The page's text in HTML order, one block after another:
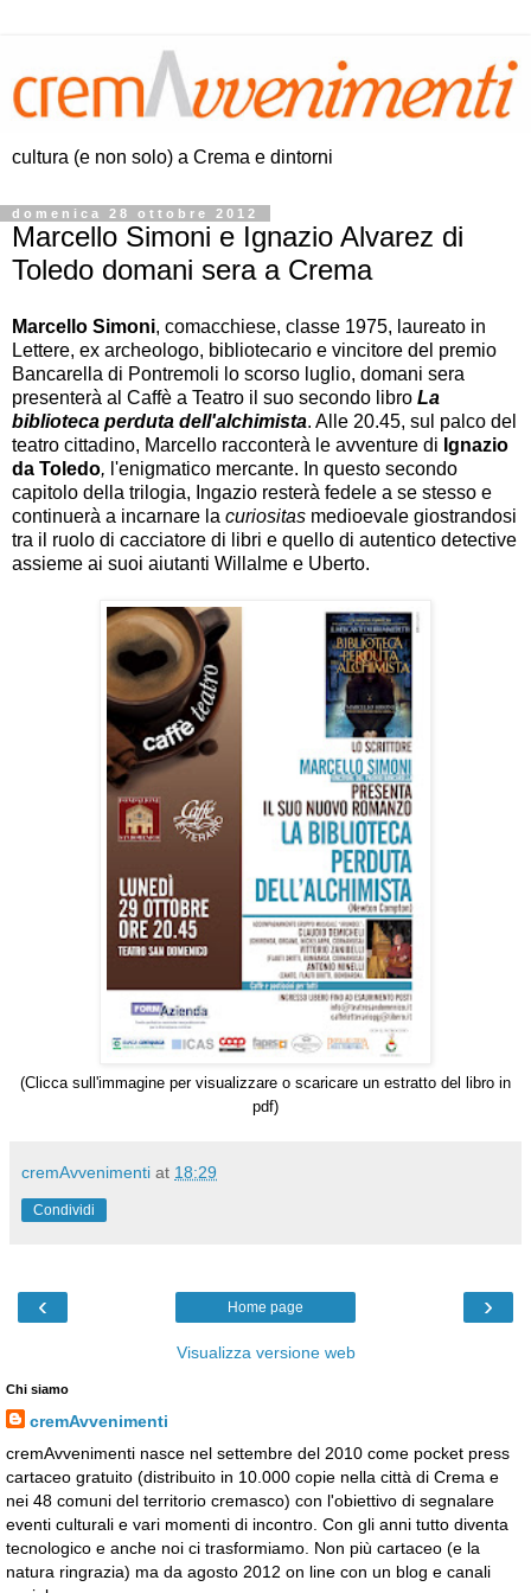
cultura (e non solo) a Crema e dintorni
domenica 28 ottobre 2012
Marcello Simoni e Ignazio Alvarez di
Toledo domani sera a Crema
Marcello Simoni, comacchiese, classe 1975, laureato in
Lettere, ex archeologo, bibliotecario e vincitore del premio
Bancarella di Pontremoli lo scorso luglio, domani sera
presenterà al Caffè a Teatro il suo secondo libro La
biblioteca perduta dell'alchimista. Alle 20.45, sul palco del
teatro cittadino, Marcello racconterà le avventure di Ignazio
da Toledo, l'enigmatico mercante. In questo secondo
capitolo della trilogia, Ingazio resterà fedele a se stesso e
continuerà a incarnare la curiositas medioevale giostrandosi
tra il ruolo di cacciatore di libri e quello di autentico detective
assieme ai suoi aiutanti Willalme e Uberto.
(Clicca sull'immagine per visualizzare o scaricare un estratto del libro in
pdf)
cremAvvenimenti at 18:29
Condividi
‹ ›
Home page
Visualizza versione web
Chi siamo
cremAvvenimenti
cremAvvenimenti nasce nel settembre del 2010 come pocket press
cartaceo gratuito (distribuito in 10.000 copie nella città di Crema e
nei 48 comuni del territorio cremasco) con l'obiettivo di segnalare
eventi culturali e vari momenti di incontro. Con gli anni tutto diventa
tecnologico e anche noi ci trasformiamo. Non più cartaceo (e la
natura ringrazia) ma da agosto 2012 on line con un blog e canali